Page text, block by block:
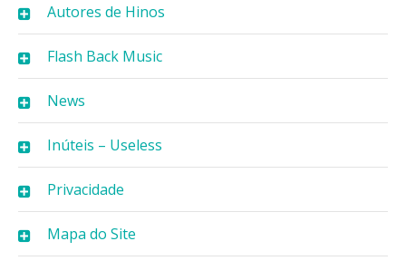
Autores de Hinos
Flash Back Music
News
Inúteis – Useless
Privacidade
Mapa do Site